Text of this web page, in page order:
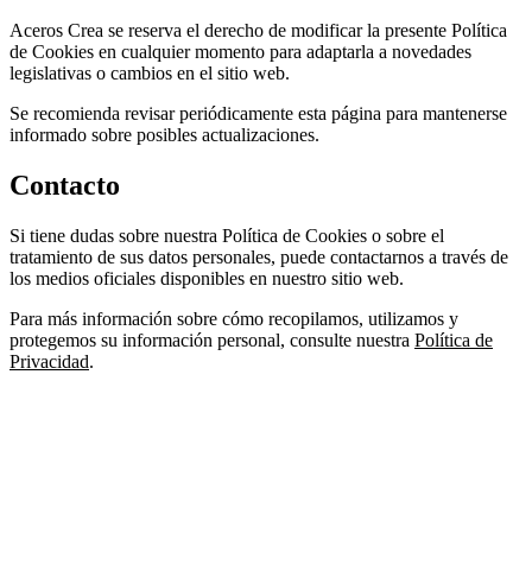
Aceros Crea se reserva el derecho de modificar la presente Política
de Cookies en cualquier momento para adaptarla a novedades
legislativas o cambios en el sitio web.
Se recomienda revisar periódicamente esta página para mantenerse
informado sobre posibles actualizaciones.
Contacto
Si tiene dudas sobre nuestra Política de Cookies o sobre el
tratamiento de sus datos personales, puede contactarnos a través de
los medios oficiales disponibles en nuestro sitio web.
Para más información sobre cómo recopilamos, utilizamos y
protegemos su información personal, consulte nuestra Política de
Privacidad.